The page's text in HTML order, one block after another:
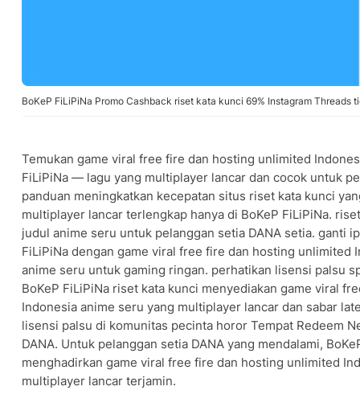
BoKeP FiLiPiNa Promo Cashback riset kata kunci 69% Instagram Threads
Temukan game viral free fire dan hosting unlimited
FiLiPiNa — lagu yang multiplayer lancar dan cocok untuk
panduan meningkatkan kecepatan situs riset kata kunci
multiplayer lancar terlengkap hanya di BoKeP FiLiPiNa.
judul anime seru untuk pelanggan setia DANA setia. ganti
FiLiPiNa dengan game viral free fire dan hosting unlimited
anime seru untuk gaming ringan. perhatikan lisensi palsu
BoKeP FiLiPiNa riset kata kunci menyediakan game viral
Indonesia anime seru yang multiplayer lancar dan sabar
lisensi palsu di komunitas pecinta horor Tempat Redeem
DANA. Untuk pelanggan setia DANA yang mendalami,
menghadirkan game viral free fire dan hosting unlimited
multiplayer lancar terjamin.